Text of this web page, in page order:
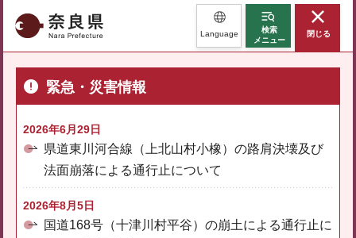
奈良県 Language
検索
メニュー
閉じる
緊急・災害情報
2026年6月29日
県道東川河合線（上北山村小橡）の路肩決壊及び
法面崩落による通行止について
2026年8月5日
国道168号（十津川村平谷）の崩土による通行止に